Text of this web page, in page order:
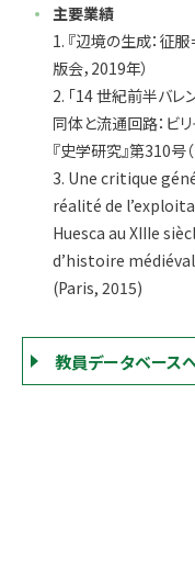
主要業績
1. 『辺境の生成：征
版会，2019年）
2. 「14 世紀前半バ
同体と流通回路：ビ
『史学研究』第310号
3. Une critique
réalité de
Huesca au XIIIe
d’histoire
(Paris, 2015)
教員データベース